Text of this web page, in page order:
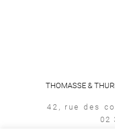
THOMASSE &
42, rue des
02